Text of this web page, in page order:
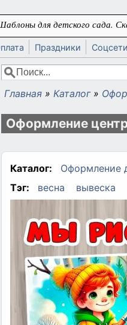
для детского сада.
Праздники Соцсети
Форма поиска
Поиск
Вы здесь
Главная » Каталог »
Оформление
Каталог:
Оформление
Тэг:
весна вывеска